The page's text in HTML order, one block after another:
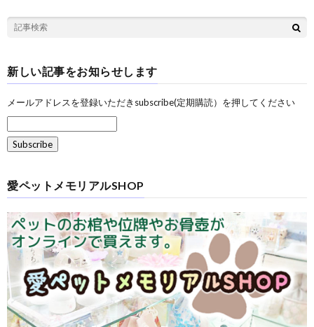
新しい記事をお知らせします
メールアドレスを登録いただきsubscribe(定期購読）を押してください
愛ペットメモリアルSHOP